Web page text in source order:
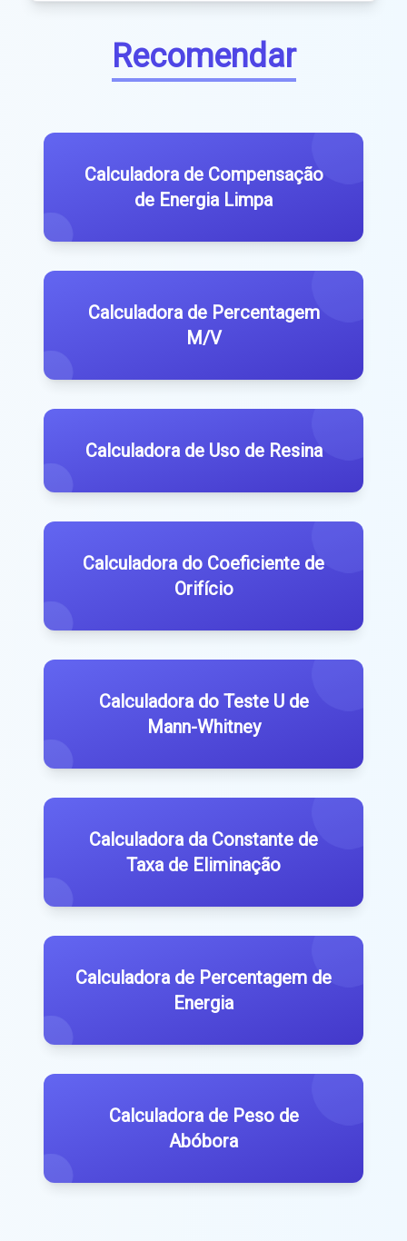
Recomendar
Calculadora de Compensação
de Energia Limpa
Calculadora de Percentagem
M/V
Calculadora de Uso de Resina
Calculadora do Coeficiente de
Orifício
Calculadora do Teste U de
Mann-Whitney
Calculadora da Constante de
Taxa de Eliminação
Calculadora de Percentagem de
Energia
Calculadora de Peso de
Abóbora